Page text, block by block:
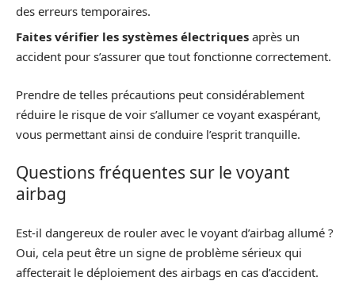
des erreurs temporaires.
Faites vérifier les systèmes électriques après un
accident pour s’assurer que tout fonctionne correctement.
Prendre de telles précautions peut considérablement
réduire le risque de voir s’allumer ce voyant exaspérant,
vous permettant ainsi de conduire l’esprit tranquille.
Questions fréquentes sur le voyant
airbag
Est-il dangereux de rouler avec le voyant d’airbag allumé ?
Oui, cela peut être un signe de problème sérieux qui
affecterait le déploiement des airbags en cas d’accident.